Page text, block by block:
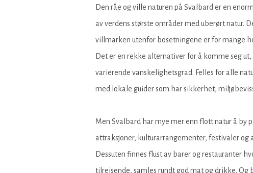
Den råe og ville naturen på Svalbard er en
av verdens største områder med uberørt natur.
villmarken utenfor bosetningene er for mange
Det er en rekke alternativer for å komme seg
varierende vanskelighetsgrad. Felles for alle
med lokale guider som har sikkerhet,
Men Svalbard har mye mer enn flott natur å by
attraksjoner, kulturarrangementer, festivaler og
Dessuten finnes flust av barer og restauranter
tilreisende, samles rundt god mat og drikke. Og